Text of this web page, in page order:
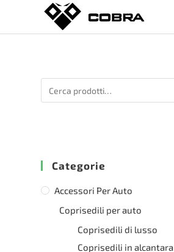
contenuto
Categorie
Accessori Per Auto
Coprisedili per auto
Coprisedili di lusso
Coprisedili in alcantara